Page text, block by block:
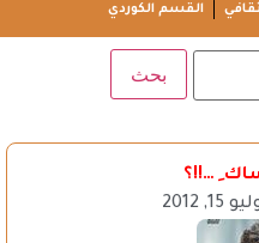
القسم الكوردي
…!!؟
15, 2012